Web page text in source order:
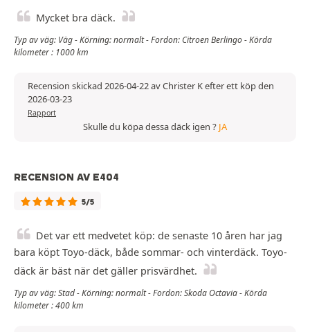
Mycket bra däck.
Typ av väg: Väg - Körning: normalt - Fordon: Citroen Berlingo - Körda
kilometer : 1000 km
Recension skickad 2026-04-22 av Christer K efter ett köp den
2026-03-23
Rapport
Skulle du köpa dessa däck igen ? JA
RECENSION AV E404
5/5
Det var ett medvetet köp: de senaste 10 åren har jag
bara köpt Toyo-däck, både sommar- och vinterdäck. Toyo-
däck är bäst när det gäller prisvärdhet.
Typ av väg: Stad - Körning: normalt - Fordon: Skoda Octavia - Körda
kilometer : 400 km